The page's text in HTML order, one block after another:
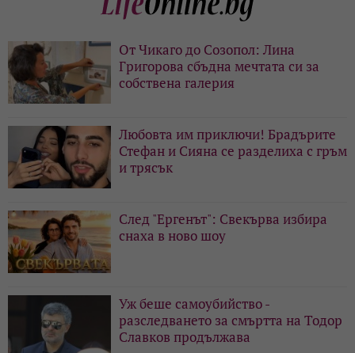
От Чикаго до Созопол: Лина
Григорова сбъдна мечтата си за
собствена галерия
Любовта им приключи! Брадърите
Стефан и Сияна се разделиха с гръм
и трясък
След "Ергенът": Свекърва избира
снаха в ново шоу
Уж беше самоубийство -
разследването за смъртта на Тодор
Славков продължава